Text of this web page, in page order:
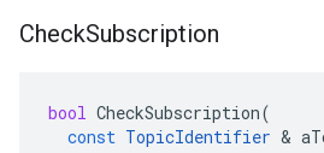
CheckSubscription
bool CheckSubscription(
const TopicIdentifier &